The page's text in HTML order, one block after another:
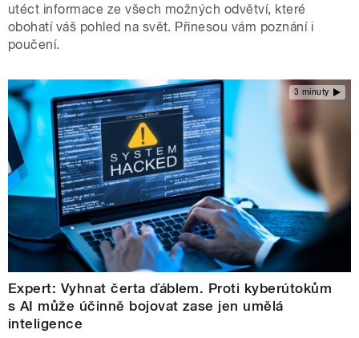
utéct informace ze všech možných odvětví, které
obohatí váš pohled na svět. Přinesou vám poznání i
poučení.
3 minuty
Expert: Vyhnat čerta ďáblem. Proti kyberútokům
s AI může účinně bojovat zase jen umělá
inteligence